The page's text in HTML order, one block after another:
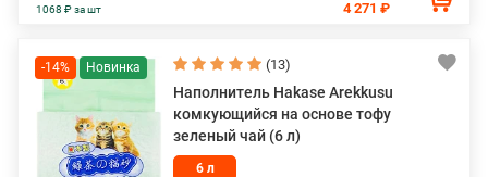
1068 ₽ за шт 4 271 ₽
-14% (13)
Наполнитель Hakase Arekkusu
комкующийся на основе тофу
зеленый чай (6 л)
6 л